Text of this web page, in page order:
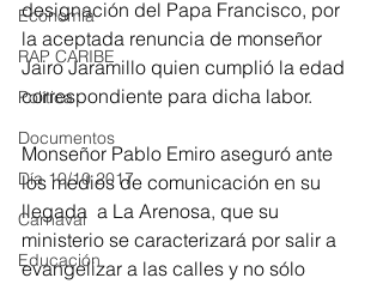
Economía
RAP CARIBE
Política
Documentos
Día 10/10 2017
Carnaval
Educación
designación del Papa Francisco, por
la aceptada renuncia de monseñor
Jairo Jaramillo quien cumplió la edad
correspondiente para dicha labor.
Monseñor Pablo Emiro aseguró ante
los medios de comunicación en su
llegada  a La Arenosa, que su
ministerio se caracterizará por salir a
evangelizar a las calles y no sólo